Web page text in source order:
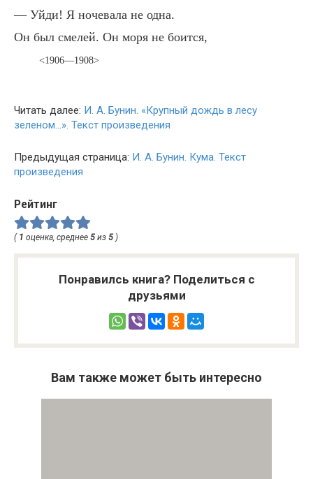
— Уйди! Я ночевала не одна.
Он был смелей. Он моря не боится,
<1906—1908>
Читать далее: И. А. Бунин. «Крупный дождь в лесу
зеленом…». Текст произведения
Предыдущая страница: И. А. Бунин. Кума. Текст
произведения
Рейтинг
( 1 оценка, среднее 5 из 5 )
Понравилсь книга? Поделиться с
друзьями
Вам также может быть интересно